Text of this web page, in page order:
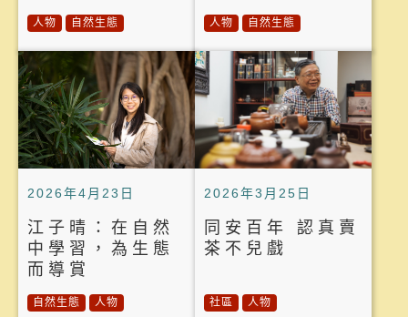
人物 自然生態 人物 自然生態
2026年4月23日
江子晴：在自然
中學習，為生態
而導賞
自然生態 人物
2026年3月25日
同安百年 認真賣
茶不兒戲
社區 人物